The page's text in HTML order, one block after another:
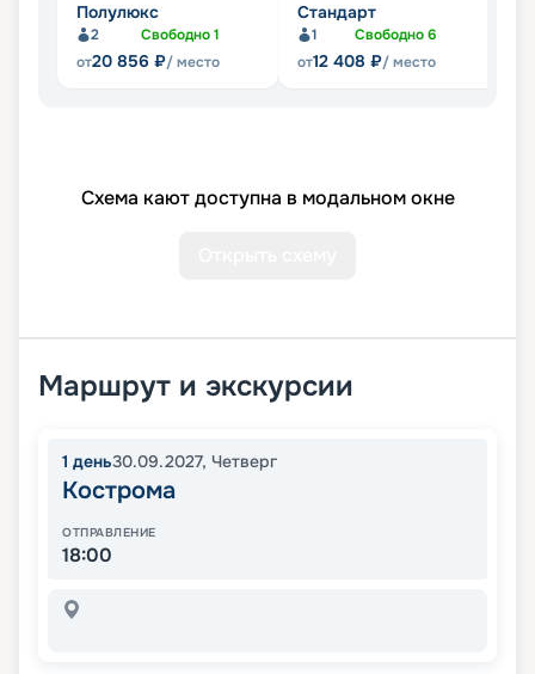
Полулюкс
2 Свободно1
от20 856 ₽/ место
Стандарт
1 Свободно6
от12 408 ₽/ место
Схема кают доступна в модальном окне
Маршрут и экскурсии
1 день30.09.2027, Четверг
Кострома
ОТПРАВЛЕНИЕ
18:00